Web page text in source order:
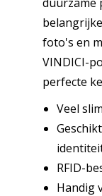
foto's en
VINDICI-
perfecte
Veel
RFID-
Handig